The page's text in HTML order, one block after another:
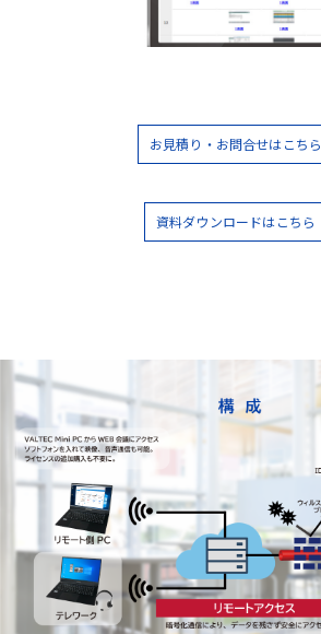
お見積り・お問合せはこちら
資料ダウンロードはこちら